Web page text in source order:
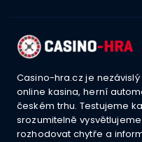
Casino-hra.cz je
online kasina, herní
českém trhu. Testujeme
srozumitelně
rozhodovat chytře a